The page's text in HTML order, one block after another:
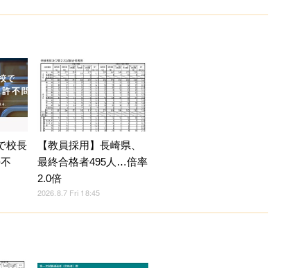
校長
【教員採用】長崎県、
最終合格者495人…倍率
2.0倍
2026.8.7 Fri 18:45